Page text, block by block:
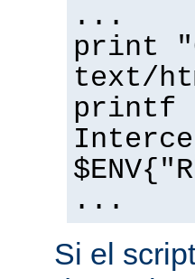
...
print
text/
printf
...
Si el